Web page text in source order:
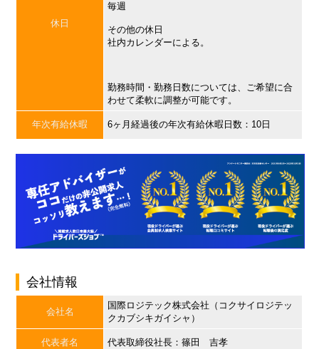
休日
毎週
その他の休日
社内カレンダーによる。
勤務時間・勤務日数については、ご希望に合
わせて柔軟に調整が可能です。
年次有給休暇 6ヶ月経過後の年次有給休暇日数：10日
会社情報
会社名
国際ロジテック株式会社（コクサイロジテッ
クカブシキガイシャ）
代表者名 代表取締役社長：篠田 吉孝